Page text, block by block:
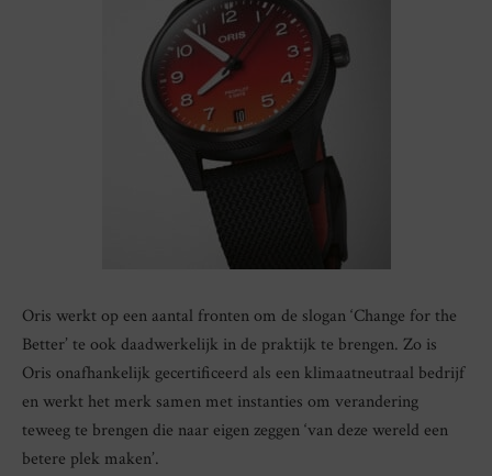
Oris werkt op een aantal fronten om de slogan ‘Change for the
Better’ te ook daadwerkelijk in de praktijk te brengen. Zo is
Oris onafhankelijk gecertificeerd als een klimaatneutraal bedrijf
en werkt het merk samen met instanties om verandering
teweeg te brengen die naar eigen zeggen ‘van deze wereld een
betere plek maken’.